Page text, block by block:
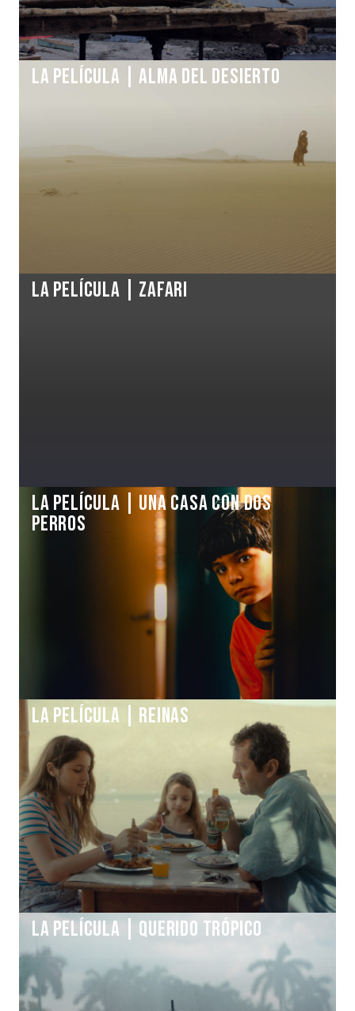
La Película | ALMA DEL DESIERTO
La Película | ZAFARI
La Película | UNA CASA CON DOS
PERROS
La Película | REINAS
La Película | QUERIDO TRÓPICO